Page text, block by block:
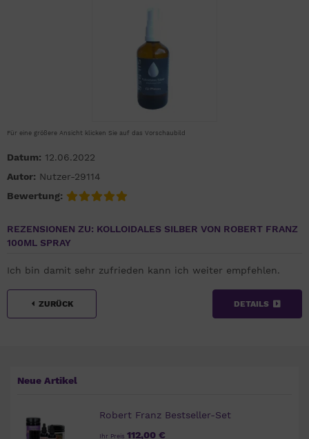
Für eine größere Ansicht klicken Sie auf das Vorschaubild
Datum: 12.06.2022
Autor: Nutzer-29114
Bewertung:
REZENSIONEN ZU: KOLLOIDALES SILBER VON ROBERT FRANZ
100ML SPRAY
Ich bin damit sehr zufrieden kann ich weiter empfehlen.
ZURÜCK DETAILS
Neue Artikel
Robert Franz Bestseller-Set
Ihr Preis 112,00 €